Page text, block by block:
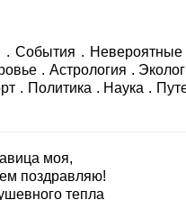
. События .
. Астрология .
. Политика . Наука .
моя,
поздравляю!
тепла